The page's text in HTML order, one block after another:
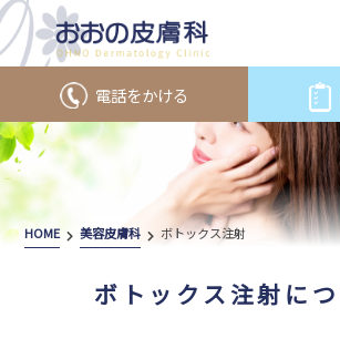
電話をかける
HOME 美容皮膚科 ボトックス注射
ボトックス注射に